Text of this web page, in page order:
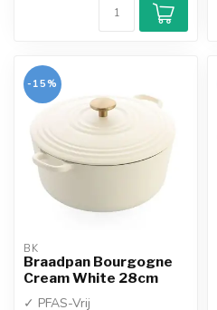
-15%
BK
Braadpan Bourgogne
Cream White 28cm
✓ PFAS-Vrij